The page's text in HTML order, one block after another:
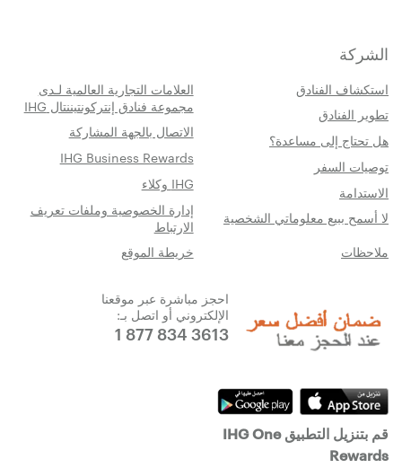
الشركة
استكشاف الفنادق
العلامات التجارية العالمية لـدى
مجموعة فنادق إنتركونتيننتال IHG
تطوير الفنادق
الاتصال بالجهة المشاركة
هل تحتاج إلى مساعدة؟
IHG Business Rewards
توصيات السفر
IHG وكلاء
الاستدامة
إدارة الخصوصية وملفات تعريف
الارتباط
لا أسمح ببيع معلوماتي الشخصية
خريطة الموقع
ملاحظات
احجز مباشرة عبر موقعنا
الإلكتروني أو اتصل بـ:
1 877 834 3613
قم بتنزيل التطبيق IHG One
Rewards